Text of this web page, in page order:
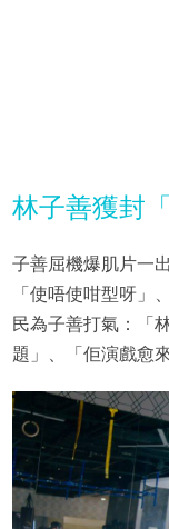
林子善獲封
子善屈機爆肌片一
「使唔使咁型呀」
民為子善打氣：「
題」、「佢演戲愈